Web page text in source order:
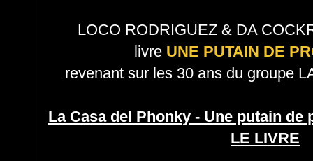
LOCO RODRIGUEZ & DA
livre UNE PUTAIN DE
revenant sur les 30 ans du groupe
La Casa del Phonky - Une putain de
LE LIVRE